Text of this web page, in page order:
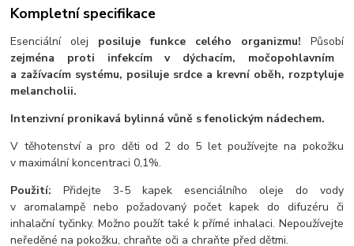
Kompletní specifikace
Esenciální olej posilujefunkce celého organizmu! Působí
zejména proti infekcím v dýchacím, močopohlavním
a zažívacím systému, posiluje srdce a krevní oběh, rozptyluje
melancholii.
Intenzivní pronikavá bylinná vůně s fenolickým nádechem.
V těhotenství a pro děti od 2 do 5 let používejte na pokožku
v maximální koncentraci 0,1%.
Použití: Přidejte 3-5 kapek esenciálního oleje do vody
v aromalampě nebo požadovaný počet kapek do difuzéru či
inhalační tyčinky. Možno použít také k přímé inhalaci. Nepoužívejte
neředěné na pokožku, chraňte oči a chraňte před dětmi.